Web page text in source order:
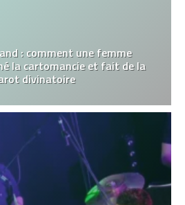
: comment une femme
la cartomancie et fait de la
divinatoire